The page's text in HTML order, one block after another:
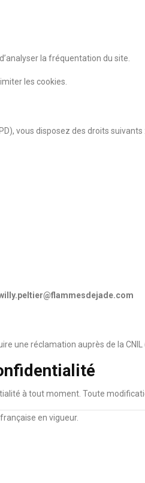
la fréquentation du site.
les cookies.
vous disposez des droits suivants :
une réclamation auprès de la CNIL
à tout moment. Toute
en vigueur.